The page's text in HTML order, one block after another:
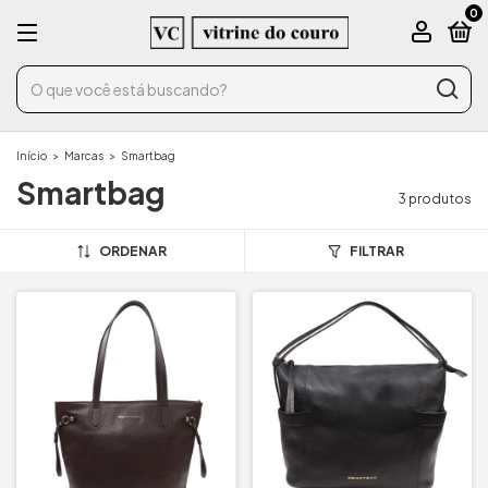
0
Início > Marcas > Smartbag
Smartbag 3 produtos
ORDENAR FILTRAR